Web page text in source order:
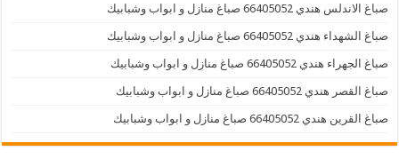
صباغ الاندلس هندي 66405052 صباغ منازل و ابواب وشبابيك
صباغ الشهداء هندي 66405052 صباغ منازل و ابواب وشبابيك
صباغ الجهراء هندي 66405052 صباغ منازل و ابواب وشبابيك
صباغ القصر هندي 66405052 صباغ منازل و ابواب وشبابيك
صباغ القرين هندي 66405052 صباغ منازل و ابواب وشبابيك